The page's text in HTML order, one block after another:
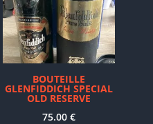
BOUTEILLE
GLENFIDDICH SPECIAL
OLD RESERVE
75.00 €